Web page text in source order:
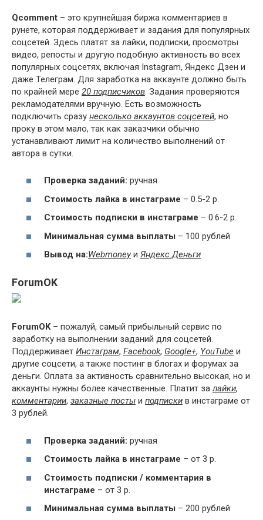
Qcomment – это крупнейшая биржа комментариев в
рунете, которая поддерживает и задания для популярных
соцсетей. Здесь платят за лайки, подписки, просмотры
видео, репосты и другую подобную активность во всех
популярных соцсетях, включая Instagram, Яндекс Дзен и
даже Телеграм. Для заработка на аккаунте должно быть
по крайней мере 20 подписчиков . Задания проверяются
рекламодателями вручную. Есть возможность
подключить сразу несколько аккаунтов соцсетей, но
проку в этом мало, так как заказчики обычно
устанавливают лимит на количество выполнений от
автора в сутки.
Проверка заданий: ручная
Стоимость лайка в инстаграме – 0.5-2 р.
Стоимость подписки в инстаграме – 0.6-2 р.
Минимальная сумма выплаты – 100 рублей
Вывод на:Webmoneyи Яндекс.Деньги
ForumOK
ForumOK– пожалуй, самый прибыльный сервис по
заработку на выполнении заданий для соцсетей.
Поддерживает Инстаграм, Facebook, Google+, YouTube и
другие соцсети, а также постинг в блогах и форумах за
деньги. Оплата за активность сравнительно высокая, но и
аккаунты нужны более качественные. Платит залайки,
комментарии, заказные посты и подписки в инстаграме от
3 рублей.
Проверка заданий: ручная
Стоимость лайка в инстаграме – от 3 р.
Стоимость подписки / комментария в
инстаграме – от 3 р.
Минимальная сумма выплаты – 200 рублей